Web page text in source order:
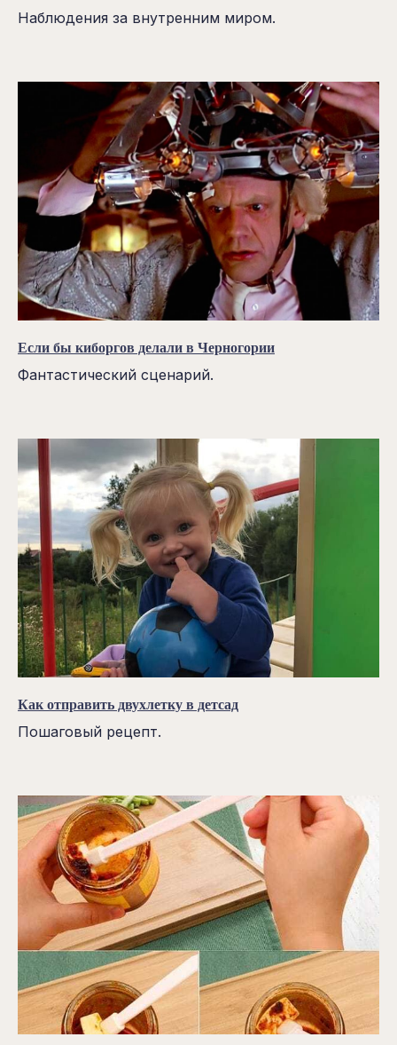
Наблюдения за внутренним миром.
Если бы киборгов делали в Черногории
Фантастический сценарий.
Как отправить двухлетку в детсад
Пошаговый рецепт.